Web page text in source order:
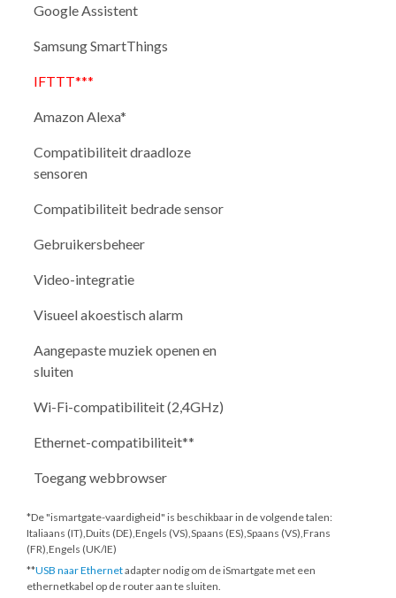
Google Assistent
Samsung SmartThings
IFTTT***
Amazon Alexa*
Compatibiliteit draadloze
sensoren
Compatibiliteit bedrade sensor
Gebruikersbeheer
Video-integratie
Visueel akoestisch alarm
Aangepaste muziek openen en
sluiten
Wi-Fi-compatibiliteit (2,4GHz)
Ethernet-compatibiliteit**
Toegang webbrowser
*De "ismartgate-vaardigheid" is beschikbaar in de volgende talen:
Italiaans (IT),Duits (DE),Engels (VS),Spaans (ES),Spaans (VS),Frans
(FR),Engels (UK/IE)
**USB naar Ethernetadapter nodig om de iSmartgate met een
ethernetkabel op de router aan te sluiten.